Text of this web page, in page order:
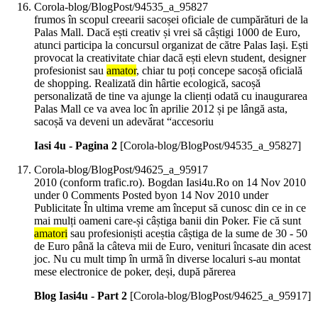
Corola-blog/BlogPost/94535_a_95827
frumos în scopul creearii sacoșei oficiale de cumpărături de la
Palas Mall. Dacă ești creativ și vrei să câștigi 1000 de Euro,
atunci participa la concursul organizat de către Palas Iași. Ești
provocat la creativitate chiar dacă ești elevn student, designer
profesionist sau amator, chiar tu poți concepe sacoșă oficială
de shopping. Realizată din hârtie ecologică, sacoșă
personalizată de tine va ajunge la clienți odată cu inaugurarea
Palas Mall ce va avea loc în aprilie 2012 și pe lângă asta,
sacoșă va deveni un adevărat “accesoriu
Iasi 4u - Pagina 2 [Corola-blog/BlogPost/94535_a_95827]
Corola-blog/BlogPost/94625_a_95917
2010 (conform trafic.ro). Bogdan Iasi4u.Ro on 14 Nov 2010
under 0 Comments Posted byon 14 Nov 2010 under
Publicitate În ultima vreme am început să cunosc din ce in ce
mai mulți oameni care-și câștiga banii din Poker. Fie că sunt
amatori sau profesioniști aceștia câștiga de la sume de 30 - 50
de Euro până la câteva mii de Euro, venituri încasate din acest
joc. Nu cu mult timp în urmă în diverse localuri s-au montat
mese electronice de poker, deși, după părerea
Blog Iasi4u - Part 2 [Corola-blog/BlogPost/94625_a_95917]